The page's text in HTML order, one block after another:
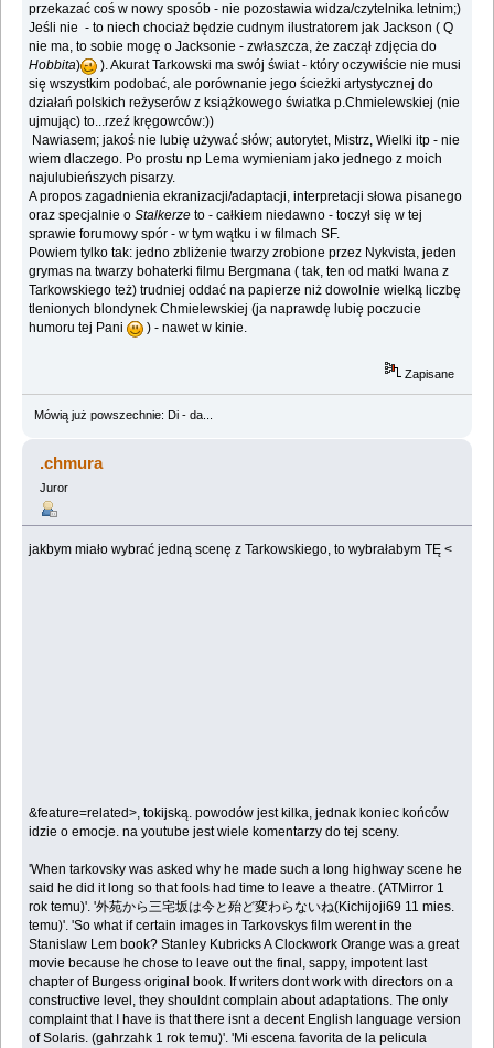
przekazać coś w nowy sposób - nie pozostawia widza/czytelnika letnim;)
Jeśli nie - to niech chociaż będzie cudnym ilustratorem jak Jackson ( Q
nie ma, to sobie mogę o Jacksonie - zwłaszcza, że zaczął zdjęcia do
Hobbita)
). Akurat Tarkowski ma swój świat - który oczywiście nie musi
się wszystkim podobać, ale porównanie jego ścieżki artystycznej do
działań polskich reżyserów z książkowego światka p.Chmielewskiej (nie
ujmując) to...rzeź kręgowców:))
Nawiasem; jakoś nie lubię używać słów; autorytet, Mistrz, Wielki itp - nie
wiem dlaczego. Po prostu np Lema wymieniam jako jednego z moich
najulubieńszych pisarzy.
A propos zagadnienia ekranizacji/adaptacji, interpretacji słowa pisanego
oraz specjalnie oStalkerze to - całkiem niedawno - toczył się w tej
sprawie forumowy spór - w tym wątku i w filmach SF.
Powiem tylko tak: jedno zbliżenie twarzy zrobione przez Nykvista, jeden
grymas na twarzy bohaterki filmu Bergmana ( tak, ten od matki Iwana z
Tarkowskiego też) trudniej oddać na papierze niż dowolnie wielką liczbę
tlenionych blondynek Chmielewskiej (ja naprawdę lubię poczucie
humoru tej Pani
) - nawet w kinie.
Zapisane
Mówią już powszechnie: Di - da...
.chmura
Juror
jakbym miało wybrać jedną scenę z Tarkowskiego, to wybrałabym TĘ <
&feature=related>, tokijską. powodów jest kilka, jednak koniec końców
idzie o emocje. na youtube jest wiele komentarzy do tej sceny.
'When tarkovsky was asked why he made such a long highway scene he
said he did it long so that fools had time to leave a theatre. (ATMirror 1
rok temu)'. '外苑から三宅坂は今と殆ど変わらないね(Kichijoji69 11 mies.
temu)'. 'So what if certain images in Tarkovskys film werent in the
Stanislaw Lem book? Stanley Kubricks A Clockwork Orange was a great
movie because he chose to leave out the final, sappy, impotent last
chapter of Burgess original book. If writers dont work with directors on a
constructive level, they shouldnt complain about adaptations. The only
complaint that I have is that there isnt a decent English language version
of Solaris. (gahrzahk 1 rok temu)'. 'Mi escena favorita de la pelicula